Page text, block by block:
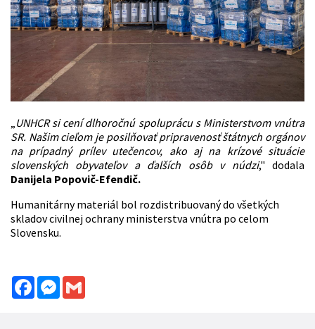
UNHCR si cení dlhoročnú spoluprácu s Ministerstvom vnútra
SR. Našim cieľom je posilňovať pripravenosť štátnych orgánov
na prípadný prílev utečencov, ako aj na krízové situácie
slovenských obyvateľov a ďalších osôb v núdzi," dodala
Danijela Popovič-Efendič.
Humanitárny materiál bol rozdistribuovaný do všetkých
skladov civilnej ochrany ministerstva vnútra po celom
Slovensku.
FacebookMessenger